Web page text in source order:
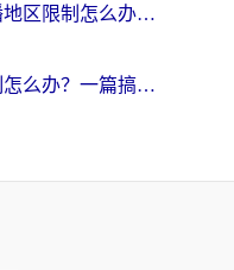
海外电脑看世界杯直播地区限制怎么办？你需要一个聪明的加速器
海外看世界杯地区限制怎么办？一篇搞定咪咕视频播放+国内资源无缝访问指南